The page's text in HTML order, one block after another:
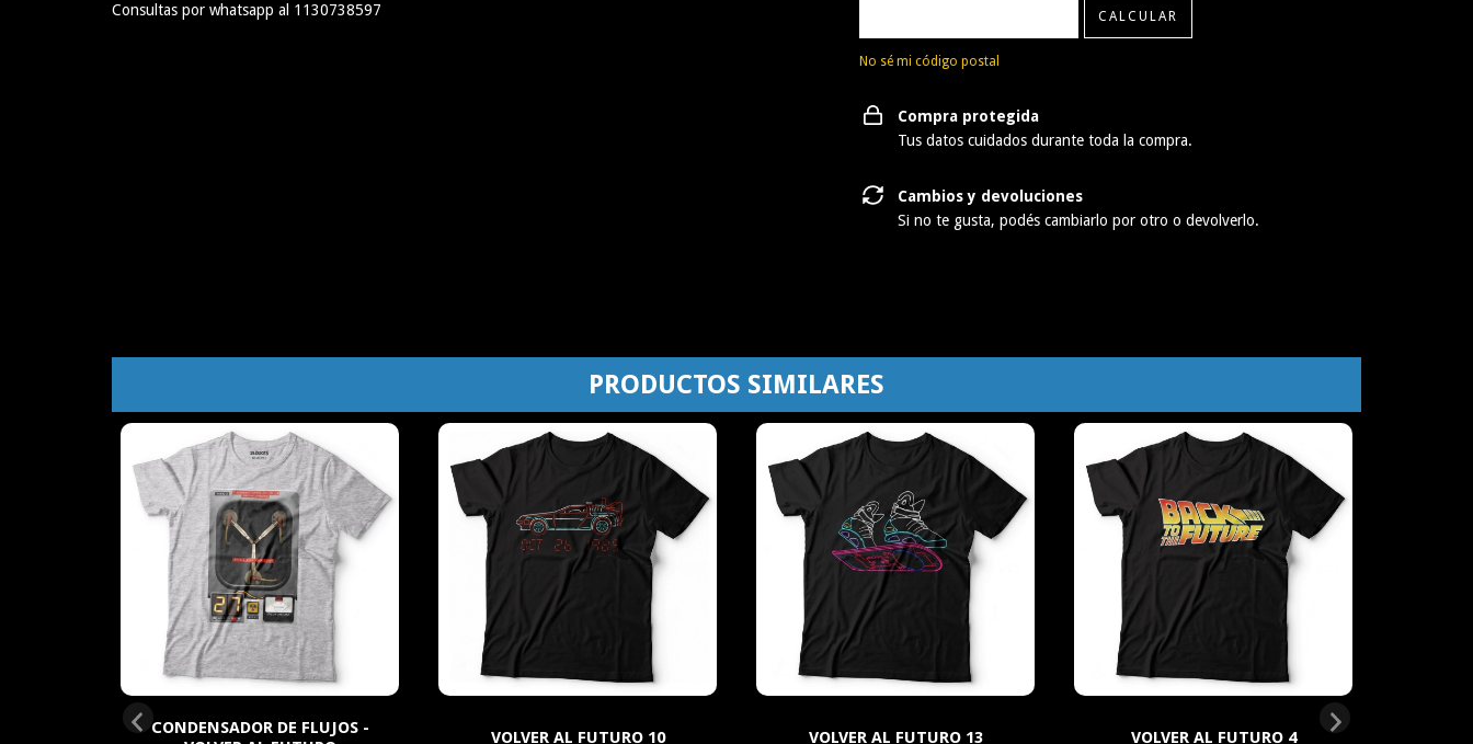
Consultas por whatsapp al 1130738597 CALCULAR
No sé mi código postal
Compra protegida
Tus datos cuidados durante toda la compra.
Cambios y devoluciones
Si no te gusta, podés cambiarlo por otro o devolverlo.
PRODUCTOS SIMILARES
CONDENSADOR DE FLUJOS -
VOLVER AL FUTURO 10 VOLVER AL FUTURO 13 VOLVER AL FUTURO 4